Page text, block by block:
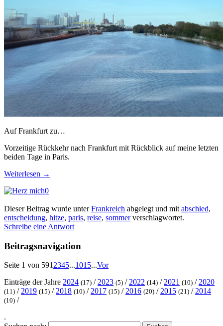
Auf Frankfurt zu…
Vorzeitige Rückkehr nach Frankfurt mit Rückblick auf meine letzten
beiden Tage in Paris.
Weiterlesen →
0
Dieser Beitrag wurde unterFrankreich abgelegt und mit abschied,
entscheidung, hitze, paris, reise, sommerverschlagwortet.
Schreibe eine Antwort
Beitragsnavigation
Seite 1 von 591 2345...1015...Vor
Einträge der Jahre 2024 (17) / 2023 (5) / 2022 (14) / 2021 (10) / 2020
(11) / 2019 (15) / 2018 (10) / 2017 (15) / 2016 (20) / 2015 (21) / 2014
(10) /
.